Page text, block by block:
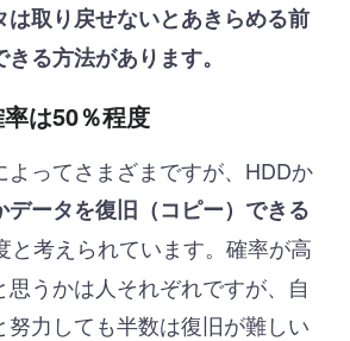
は取り戻せないとあきらめる前
る方法があります。
は50％程度
よってさまざまですが、HDDか
データを復旧（コピー）できる
と考えられています。確率が高
うかは人それぞれですが、自
努力しても半数は復旧が難しい